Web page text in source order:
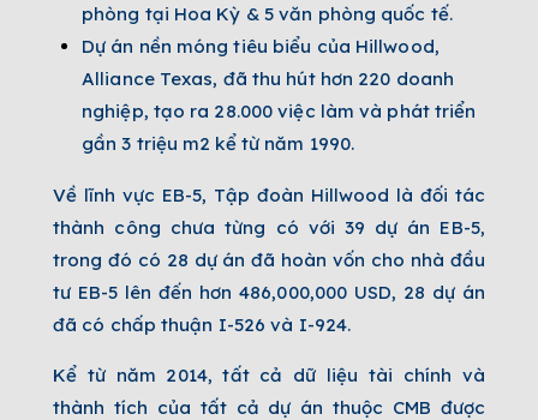
phòng tại Hoa Kỳ & 5 văn phòng quốc tế.
Dự án nền móng tiêu biểu của Hillwood,
Alliance Texas, đã thu hút hơn 220 doanh
nghiệp, tạo ra 28.000 việc làm và phát triển
gần 3 triệu m2 kể từ năm 1990.
Về lĩnh vực EB-5, Tập đoàn Hillwood là đối tác
thành công chưa từng có với 39 dự án EB-5,
trong đó có 28 dự án đã hoàn vốn cho nhà đầu
tư EB-5 lên đến hơn 486,000,000 USD, 28 dự án
đã có chấp thuận I-526 và I-924.
Kể từ năm 2014, tất cả dữ liệu tài chính và
thành tích của tất cả dự án thuộc CMB được